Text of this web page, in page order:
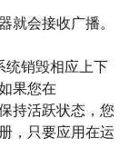
就会接收广播。
统销毁相应上下
果您在
持活跃状态，您
，只要应用在运